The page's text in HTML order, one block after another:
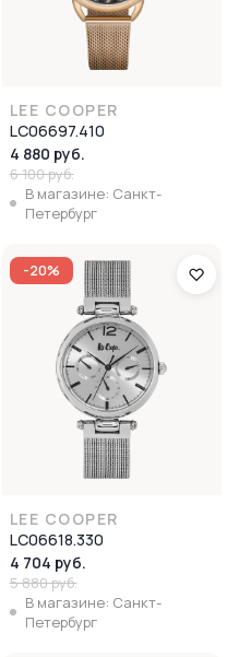
LEE COOPER
LC06697.410
4 880 руб.
6 100 руб.
В магазине: Санкт-
Петербург
-20%
LEE COOPER
LC06618.330
4 704 руб.
5 880 руб.
В магазине: Санкт-
Петербург